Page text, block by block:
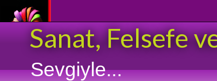
Sanat, Felsefe
Sevgiyle...